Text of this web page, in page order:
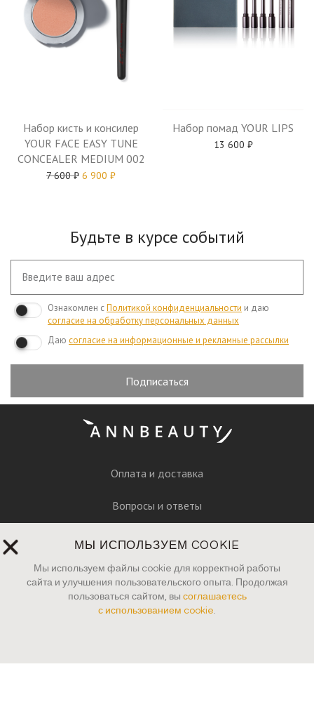
Набор кисть и консилер
YOUR FACE EASY TUNE
CONCEALER MEDIUM 002
7 600₽ 6 900 ₽
Набор помад YOUR LIPS
13 600 ₽
Будьте в курсе событий
Ознакомлен сПолитикой конфиденциальности и даю
согласие на обработку персональных данных
Даю согласие на информационные и рекламные рассылки
Подписаться
Оплата и доставка
Вопросы и ответы
Руководство по уходу
Пресса
Контакты
МЫ ИСПОЛЬЗУЕМ COOKIE
Мы используем файлы cookie для корректной работы
сайта и улучшения пользовательского опыта. Продолжая
пользоваться сайтом, вы соглашаетесь
с использованием cookie.